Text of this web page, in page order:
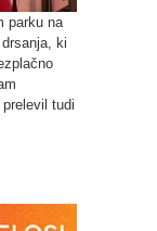
parku na
ki
tudi